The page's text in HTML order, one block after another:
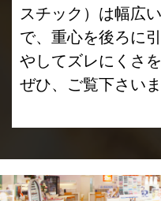
スチック）は幅広
で、重心を後ろに
やしてズレにくさ
ぜひ、ご覧下さいま